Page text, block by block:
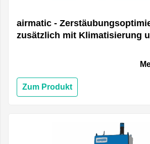
airmatic -
zusätzlich mit Klimatisierung
Zum Produkt